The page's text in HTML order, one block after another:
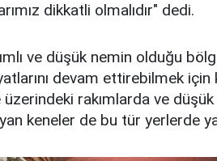
dikkatli olmalıdır" dedi.
ve düşük nemin olduğu
devam ettirebilmek
rakımlarda ve
keneler de bu tür yerlerde